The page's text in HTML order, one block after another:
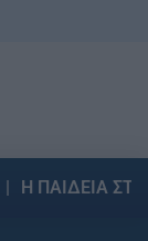
Η ΠΑΙΔΕΙΑ